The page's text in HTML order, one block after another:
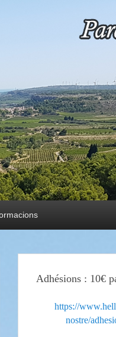
Adhésions : 10€
https://
nostre/